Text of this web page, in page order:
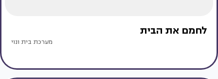
לחמם את הבית
מערכת בית ונוי